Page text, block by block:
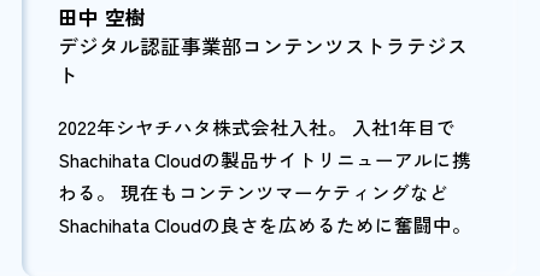
田中 空樹
デジタル認証事業部コンテンツストラテジス
ト
2022年シヤチハタ株式会社入社。 入社1年目で
Shachihata Cloudの製品サイトリニューアルに携
わる。 現在もコンテンツマーケティングなど
Shachihata Cloudの良さを広めるために奮闘中。